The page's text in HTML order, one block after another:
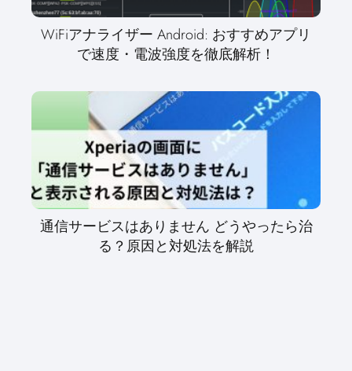
WiFiアナライザー Android: おすすめアプリ
で速度・電波強度を徹底解析！
通信サービスはありません どうやったら治
る？原因と対処法を解説